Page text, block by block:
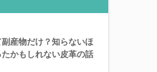
産物だけ？知らないほ
たかもしれない皮革の話